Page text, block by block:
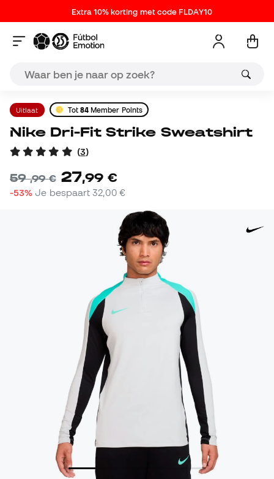
Extra 10% korting met code FLDAY10
Uitlaat Tot 84 Member Points
Nike Dri-Fit Strike Sweatshirt
(3)
59,99 € 27,99 €
-53% Je bespaart32,00 €